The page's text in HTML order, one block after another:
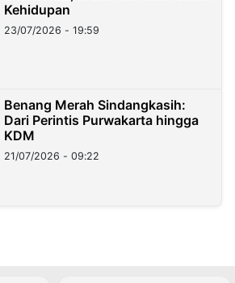
Kehidupan
23/07/2026 - 19:59
Benang Merah Sindangkasih:
Dari Perintis Purwakarta hingga
KDM
21/07/2026 - 09:22